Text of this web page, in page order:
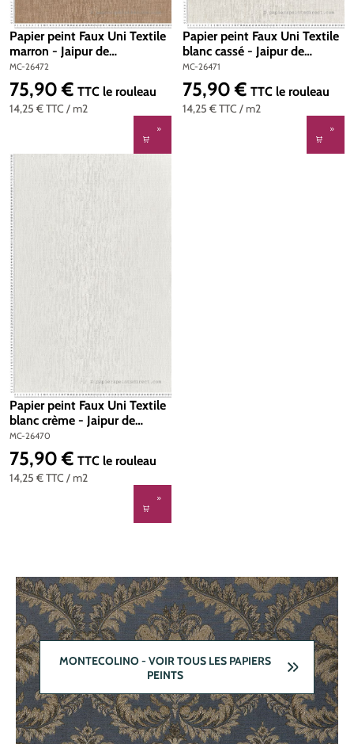
Papier peint Faux Uni Textile
marron - Jaipur de
Montecolino | Réf. MC-26472
MC-26472
14,25 €TTC / m2
Prix régulier :
75,90 € TTC le rouleau
Papier peint Faux Uni Textile
blanc cassé - Jaipur de
Montecolino | Réf. MC-26471
MC-26471
14,25 €TTC / m2
Prix régulier :
75,90 € TTC le rouleau
Papier peint Faux Uni Textile
blanc crème - Jaipur de
Montecolino | Réf. MC-26470
MC-26470
14,25 €TTC / m2
Prix régulier :
75,90 € TTC le rouleau
MONTECOLINO - VOIR TOUS LES PAPIERS
PEINTS